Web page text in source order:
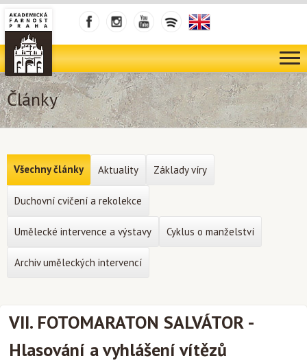
Články
VII. FOTOMARATON SALVÁTOR -
Hlasování a vyhlášení vítězů
Všechny články Aktuality Základy víry
Duchovní cvičení a rekolekce
Umělecké intervence a výstavy Cyklus o manželství
Archiv uměleckých intervencí